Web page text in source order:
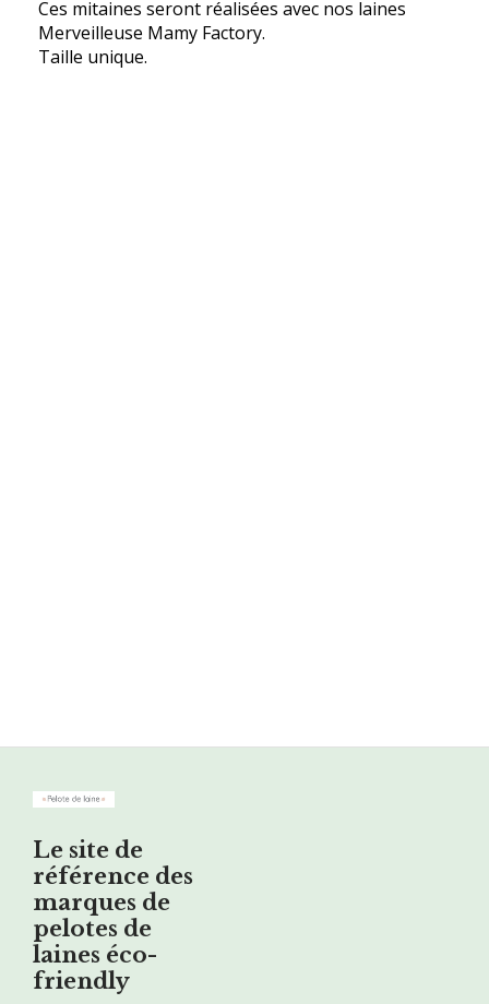
Ces mitaines seront réalisées avec nos laines
Merveilleuse Mamy Factory.
Taille unique.
Le site de
référence des
marques de
pelotes de
laines éco-
friendly